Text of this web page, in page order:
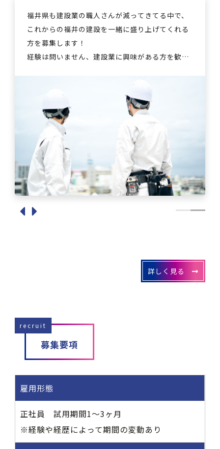
福井県も建設業の職人さんが減ってきてる中で、
これからの福井の建設を一緒に盛り上げてくれる
方を募集します！
経験は問いません、建設業に興味がある方を歓迎
そして、従業員が働きやすい環境をご用意！
弊社のポリシーは「恩を仇で返すことはしな
い」。
お客様や協力会社の方に対して嘘をついたり、誤
魔化したりするような“ダサいこと”はハッキリ注
意します。
今、弊社があるのは人とのつながりがあるからで
す。
弊社では『丁寧な仕事』を心がけ、日々業務に取
り組んでいます。
現在、建設業は高齢化が進んでいます。
若い人がいなくなり、施工する人も減ってきてし
そんな建設業を盛り上げるため、日々努力してい
人とのつながりを大切に。
今後も、地元福井の若い人がもっと働きやすい環
境整備を目指していきます。
株式会社Connection代表取締役 前田 竜一
福井県も建設業の職人さんが減ってきてる中で、
これからの福井の建設を一緒に盛り上げてくれる
方を募集します！
経験は問いません、建設業に興味がある方を歓迎
そして、従業員が働きやすい環境をご用意！
弊社のポリシーは「恩を仇で返すことはしな
い」。
お客様や協力会社の方に対して嘘をついたり、誤
魔化したりするような“ダサいこと”はハッキリ注
意します。
今、弊社があるのは人とのつながりがあるからで
す。
弊社では『丁寧な仕事』を心がけ、日々業務に取
り組んでいます。
現在、建設業は高齢化が進んでいます。
若い人がいなくなり、施工する人も減ってきてし
そんな建設業を盛り上げるため、日々努力してい
人とのつながりを大切に。
今後も、地元福井の若い人がもっと働きやすい環
境整備を目指していきます。
株式会社Connection代表取締役 前田 竜一
詳しく見る
recruit
募集要項
雇用形態
正社員 試用期間1～3ヶ月
※経験や経歴によって期間の変動あり